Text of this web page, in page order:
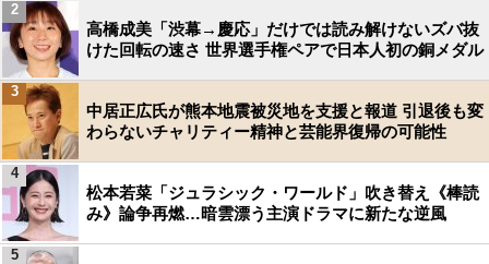
高橋成美「渋幕→慶応」だけでは読み解けないズバ抜
けた回転の速さ 世界選手権ペアで日本人初の銅メダル
2
中居正広氏が熊本地震被災地を支援と報道 引退後も変
わらないチャリティー精神と芸能界復帰の可能性
3
松本若菜「ジュラシック・ワールド」吹き替え《棒読
み》論争再燃…暗雲漂う主演ドラマに新たな逆風
4
5